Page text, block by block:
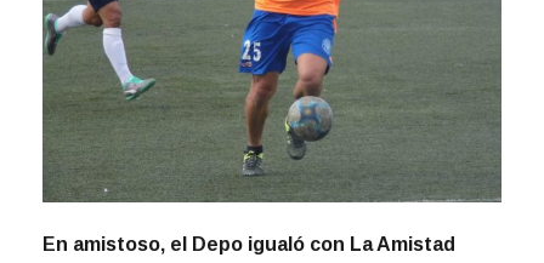
En amistoso, el Depo igualó con La Amistad